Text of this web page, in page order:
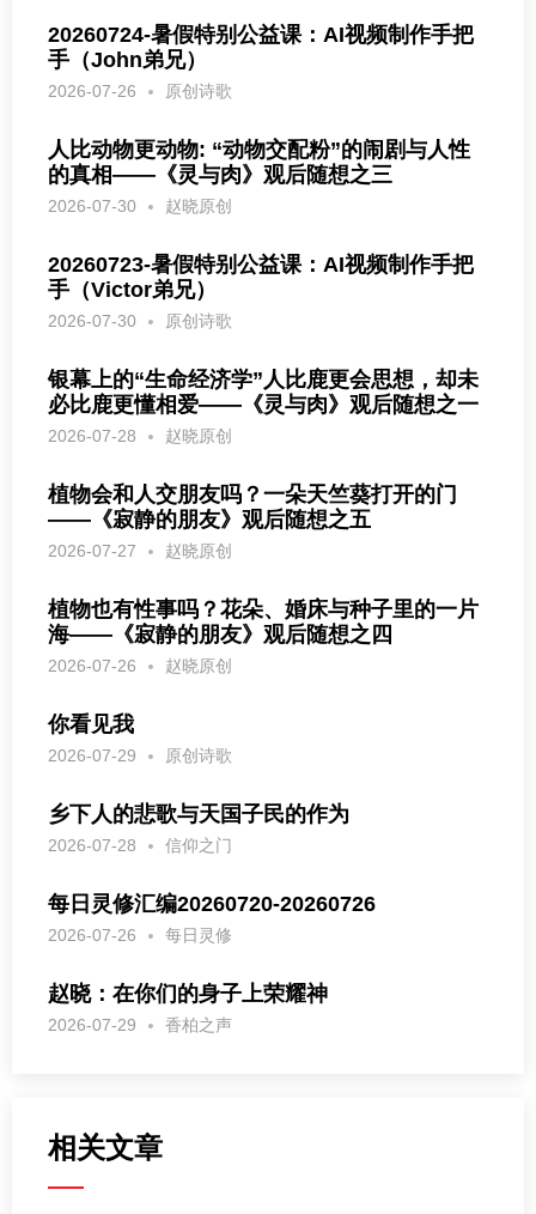
20260724-暑假特别公益课：AI视频制作手把
手（John弟兄）
2026-07-26 原创诗歌
人比动物更动物: “动物交配粉”的闹剧与人性
的真相——《灵与肉》观后随想之三
2026-07-30 赵晓原创
20260723-暑假特别公益课：AI视频制作手把
手（Victor弟兄）
2026-07-30 原创诗歌
银幕上的“生命经济学”人比鹿更会思想，却未
必比鹿更懂相爱——《灵与肉》观后随想之一
2026-07-28 赵晓原创
植物会和人交朋友吗？一朵天竺葵打开的门
——《寂静的朋友》观后随想之五
2026-07-27 赵晓原创
植物也有性事吗？花朵、婚床与种子里的一片
海——《寂静的朋友》观后随想之四
2026-07-26 赵晓原创
你看见我
2026-07-29 原创诗歌
乡下人的悲歌与天国子民的作为
2026-07-28 信仰之门
每日灵修汇编20260720-20260726
2026-07-26 每日灵修
赵晓：在你们的身子上荣耀神
2026-07-29 香柏之声
相关文章